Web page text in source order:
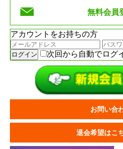
無料会員
アカウントをお持ちの方
次回から自動でログ
お問い合
退会希望はこ